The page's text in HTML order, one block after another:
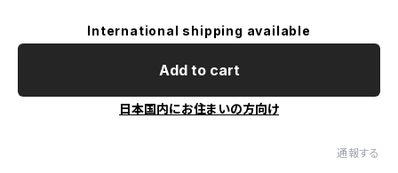
International shipping available
Add to cart
日本国内にお住まいの方向け
通報する